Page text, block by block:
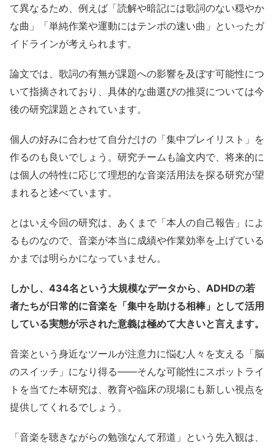
て異なるため、例えば「読解や暗記には歌詞のない穏やか
な曲」「単純作業や運動にはテンポの速い曲」といったガ
イドラインが考えられます。
論文では、歌詞の有無が課題への影響を及ぼす可能性につ
いて指摘されており、具体的な曲選びの推奨については今
後の研究課題とされています。
個人の好みに合わせて自分だけの「集中プレイリスト」を
作るのも良いでしょう。研究チームも論文内で、将来的に
は個人の特性に応じて理想的な音楽活用法を探る研究が望
まれると述べています。
とはいえ今回の研究は、あくまで「本人の自己報告」によ
るものなので、音楽が本当に成績や作業効率を上げている
かまでは明らかになっていません。
しかし、434名という大規模なデータから、ADHDの若
者たちが日常的に音楽を「集中を助ける相棒」として活用
している実態が示された意義は極めて大きいと言えます。
音楽という身近なツールが注意力に悩む人々を支える「脳
のスイッチ」になり得る——そんな可能性にスポットライ
トを当てた本研究は、教育や臨床の現場にも新しい視点を
提供してくれるでしょう。
「音楽を聴きながらの勉強なんて邪道」という先入観は、